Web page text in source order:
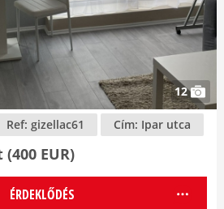
12
Ref: gizellac61 Cím: Ipar utca
(400 EUR)
ÉRDEKLŐDÉS